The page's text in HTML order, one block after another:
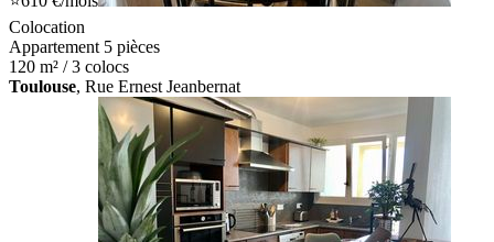
Colocation
Appartement 5 pièces
120 m² / 3 colocs
Toulouse, Rue Ernest Jeanbernat